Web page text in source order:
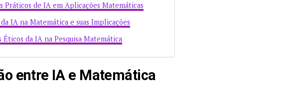
Práticos de IA em Aplicações Matemáticas
IA na Matemática e suas Implicações
Éticos da IA na Pesquisa Matemática
entre IA e Matemática